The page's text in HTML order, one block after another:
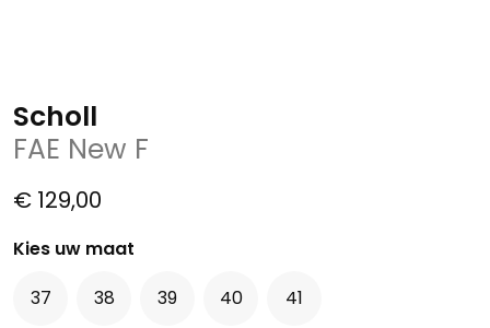
Scholl
FAE New F
€ 129,00
Kies uw maat
37
38 39 40 41